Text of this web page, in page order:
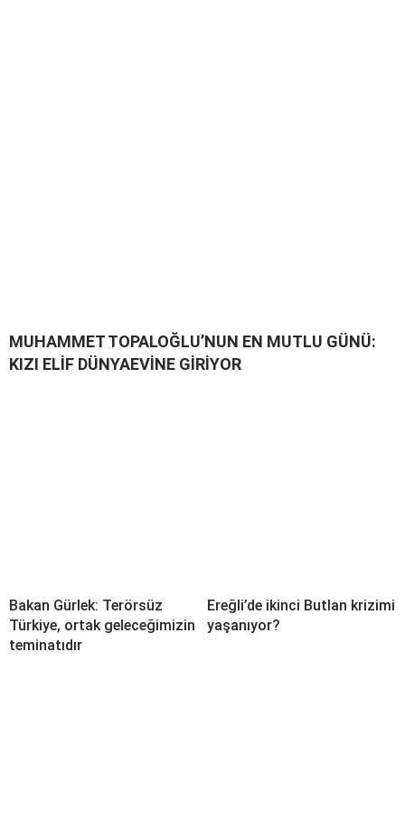
MUHAMMET TOPALOĞLU’NUN EN MUTLU GÜNÜ:
KIZI ELİF DÜNYAEVİNE GİRİYOR
Bakan Gürlek: Terörsüz
Türkiye, ortak geleceğimizin
teminatıdır
Ereğli’de ikinci Butlan krizimi
yaşanıyor?